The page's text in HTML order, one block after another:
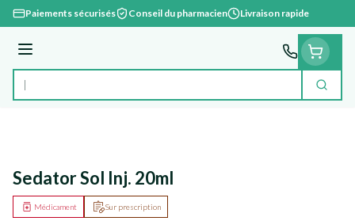
Aller au contenu
Paiements sécurisés Conseil du pharmacien Livraison rapide
Menu
Rechercher
Sedator Sol Inj. 20ml
Sur prescription
Médicament